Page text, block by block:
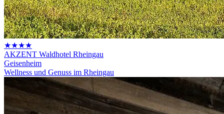
★★★★
AKZENT Waldhotel Rheingau
Geisenheim
Wellness und Genuss im Rheingau